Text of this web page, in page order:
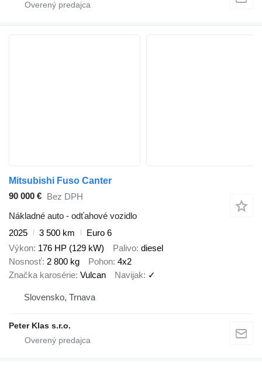
Mitsubishi Fuso Canter
90 000 € Bez DPH
Nákladné auto - odťahové vozidlo
2025
3 500 km
Euro 6
Výkon 176 HP (129 kW) Palivo diesel
Nosnosť 2 800 kg Pohon 4x2
Značka karosérie Vulcan Navijak ✓
Slovensko, Trnava
Peter Klas s.r.o.